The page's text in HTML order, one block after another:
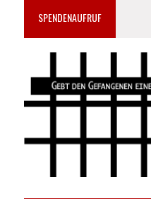
SPENDENAUFRUF